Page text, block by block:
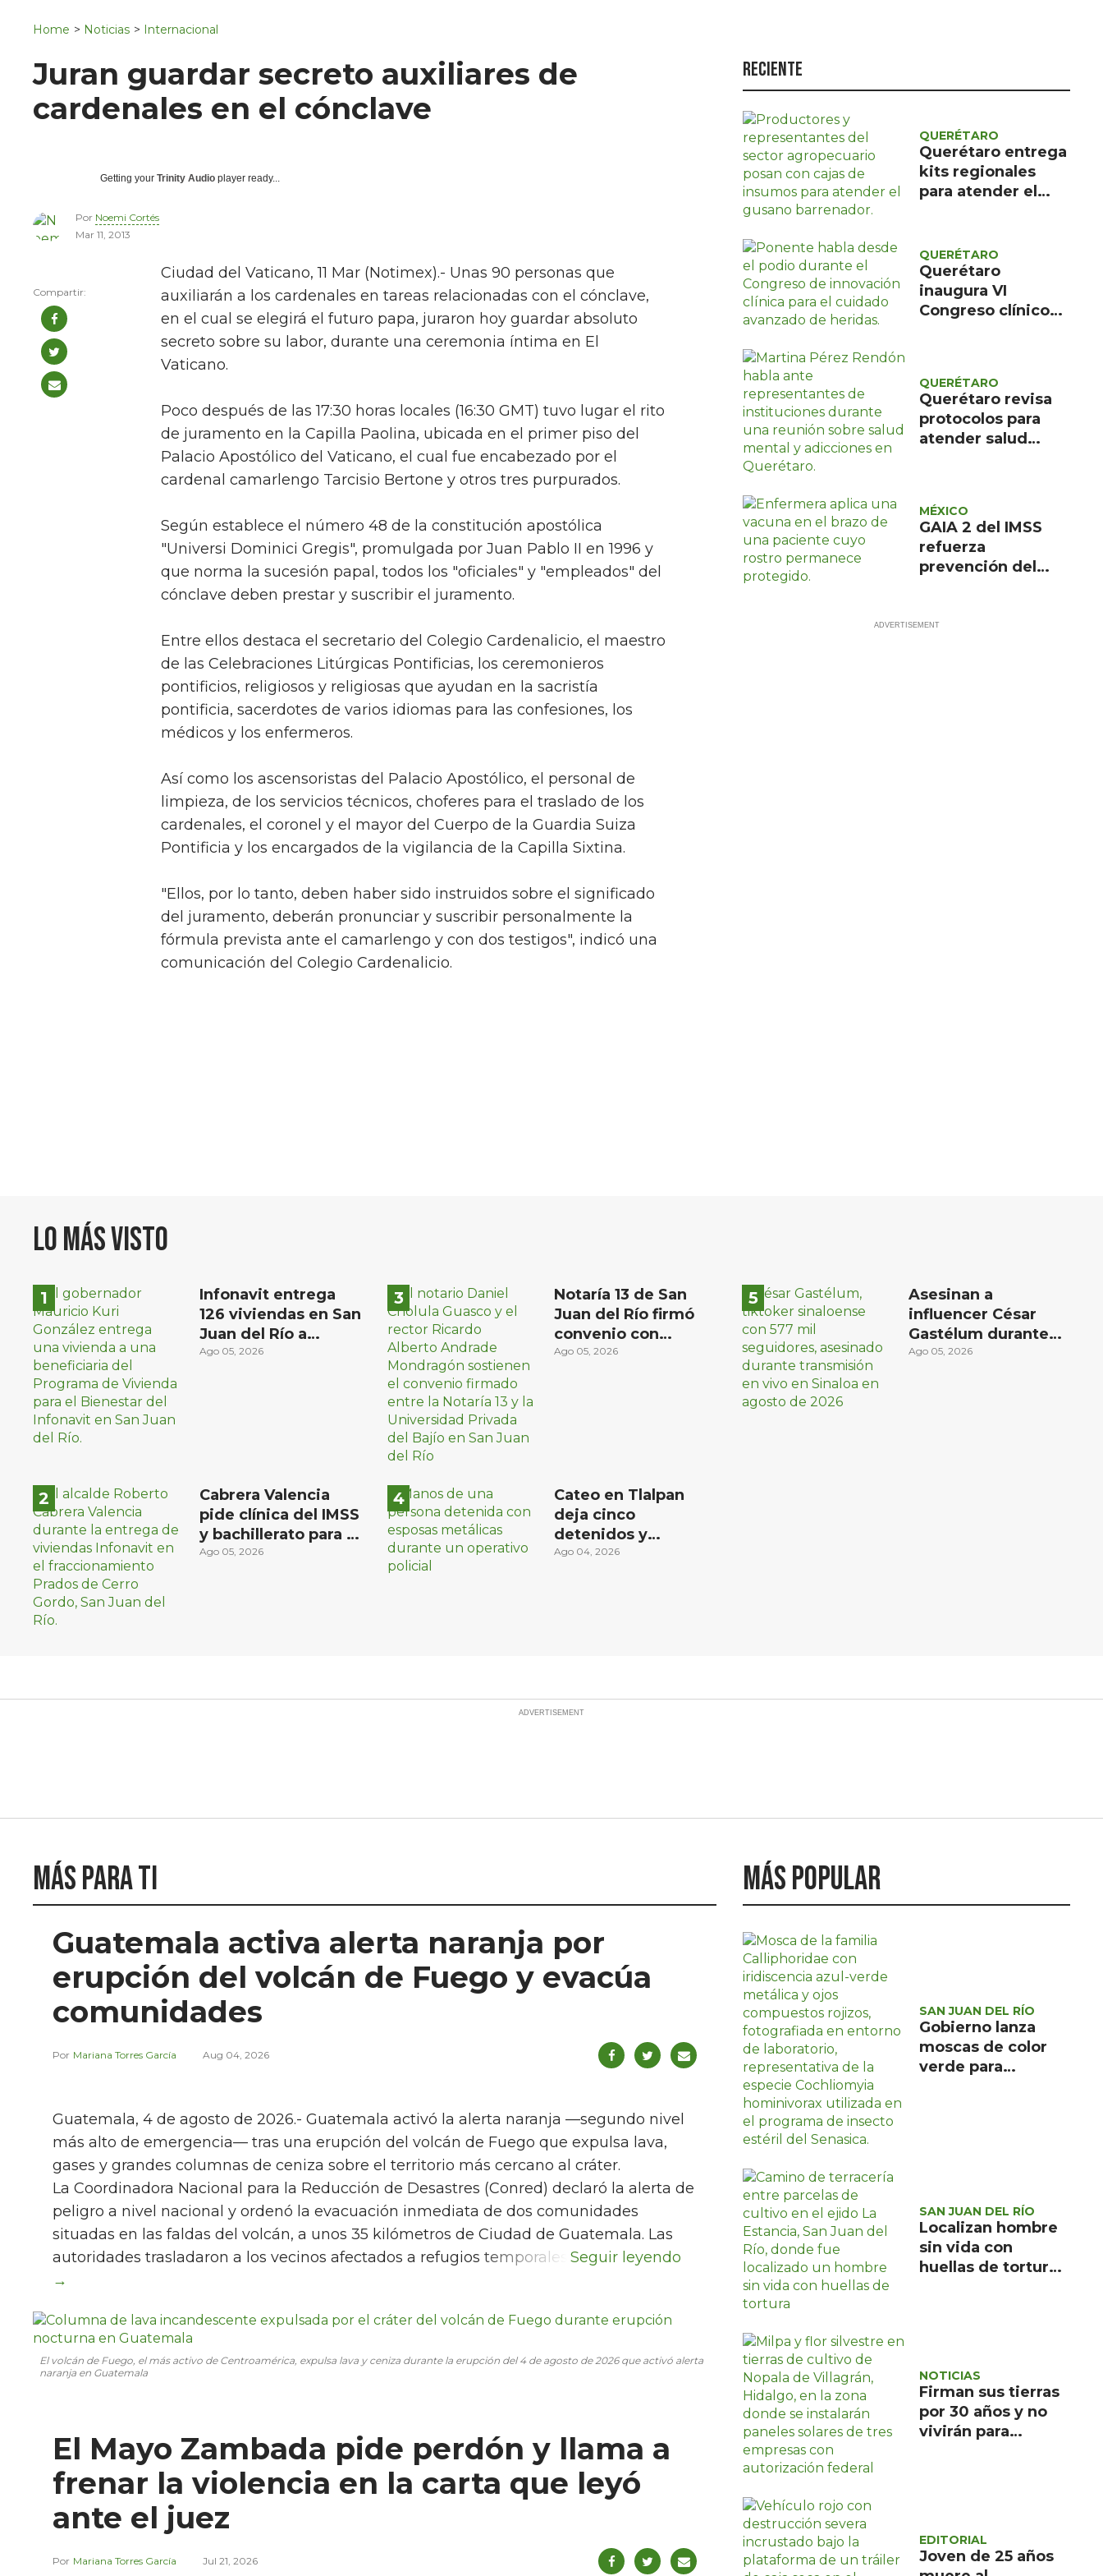
Política
Turismo
Asuntos Sociales
Estilo de vida
Opinión
Home > Noticias > Internacional
Juran guardar secreto auxiliares de
cardenales en el cónclave
Getting your Trinity Audio player ready...
Por Noemi Cortés
Mar 11, 2013
Ciudad del Vaticano, 11 Mar (Notimex).- Unas 90 personas que
auxiliarán a los cardenales en tareas relacionadas con el cónclave,
en el cual se elegirá el futuro papa, juraron hoy guardar absoluto
secreto sobre su labor, durante una ceremonia íntima en El
Vaticano.
Poco después de las 17:30 horas locales (16:30 GMT) tuvo lugar el rito
de juramento en la Capilla Paolina, ubicada en el primer piso del
Palacio Apostólico del Vaticano, el cual fue encabezado por el
cardenal camarlengo Tarcisio Bertone y otros tres purpurados.
Según establece el número 48 de la constitución apostólica
"Universi Dominici Gregis", promulgada por Juan Pablo II en 1996 y
que norma la sucesión papal, todos los "oficiales" y "empleados" del
cónclave deben prestar y suscribir el juramento.
Entre ellos destaca el secretario del Colegio Cardenalicio, el maestro
de las Celebraciones Litúrgicas Pontificias, los ceremonieros
pontificios, religiosos y religiosas que ayudan en la sacristía
pontificia, sacerdotes de varios idiomas para las confesiones, los
médicos y los enfermeros.
Así como los ascensoristas del Palacio Apostólico, el personal de
limpieza, de los servicios técnicos, choferes para el traslado de los
cardenales, el coronel y el mayor del Cuerpo de la Guardia Suiza
Pontificia y los encargados de la vigilancia de la Capilla Sixtina.
"Ellos, por lo tanto, deben haber sido instruidos sobre el significado
del juramento, deberán pronunciar y suscribir personalmente la
fórmula prevista ante el camarlengo y con dos testigos", indicó una
comunicación del Colegio Cardenalicio.
Reciente
QUERÉTARO
Querétaro entrega
kits regionales
para atender el
QUERÉTARO
Querétaro
inaugura VI
Congreso clínico
QUERÉTARO
Querétaro revisa
protocolos para
atender salud
MÉXICO
GAIA 2 del IMSS
refuerza
prevención del
Lo más visto
Infonavit entrega
126 viviendas en San
Juan del Río a
familias de bajos
Ago 05, 2026
Cabrera Valencia
pide clínica del IMSS
y bachillerato para la
zona oriente de San
Ago 05, 2026
Notaría 13 de San
Juan del Río firmó
convenio con
Universidad del
Ago 05, 2026
Cateo en Tlalpan
deja cinco
detenidos y
decomiso de droga
Ago 04, 2026
Asesinan a
influencer César
Gastélum durante
transmisión en vivo
Ago 05, 2026
Más para ti
Guatemala activa alerta naranja por
erupción del volcán de Fuego y evacúa
comunidades
Mariana Torres García Aug 04, 2026
El volcán de Fuego, el más activo de Centroamérica, expulsa lava y ceniza durante la erupción del 4 de agosto de 2026 que activó alerta
naranja en Guatemala
Guatemala, 4 de agosto de 2026.- Guatemala activó la alerta naranja —segundo nivel
más alto de emergencia— tras una erupción del volcán de Fuego que expulsa lava,
gases y grandes columnas de ceniza sobre el territorio más cercano al cráter.
La Coordinadora Nacional para la Reducción de Desastres (Conred) declaró la alerta de
peligro a nivel nacional y ordenó la evacuación inmediata de dos comunidades
situadas en las faldas del volcán, a unos 35 kilómetros de Ciudad de Guatemala. Las
autoridades trasladaron a los vecinos afectados a refugios temporales.
Más popular
SAN JUAN DEL RÍO
Gobierno lanza
moscas de color
verde para
SAN JUAN DEL RÍO
Localizan hombre
sin vida con
huellas de tortura
NOTICIAS
Firman sus tierras
por 30 años y no
vivirán para
EDITORIAL
Joven de 25 años
El Mayo Zambada pide perdón y llama a
frenar la violencia en la carta que leyó
ante el juez
Mariana Torres García Jul 21, 2026